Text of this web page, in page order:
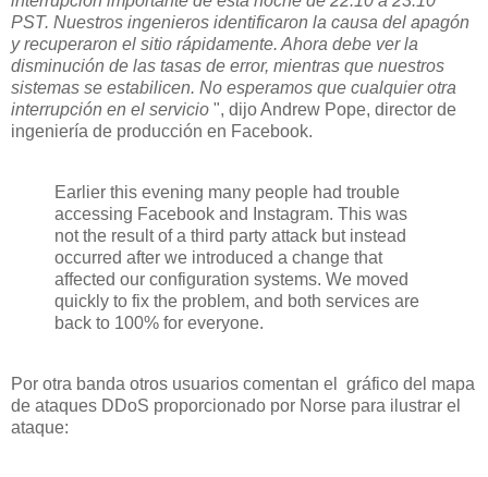
PST. Nuestros ingenieros identificaron la causa del apagón
y recuperaron el sitio rápidamente. Ahora debe ver la
disminución de las tasas de error, mientras que nuestros
sistemas se estabilicen. No esperamos que cualquier otra
interrupción en el servicio ", dijo Andrew Pope, director de
ingeniería de producción en Facebook.
Earlier this evening many people had trouble
accessing Facebook and Instagram. This was
not the result of a third party attack but instead
occurred after we introduced a change that
affected our configuration systems. We moved
quickly to fix the problem, and both services are
back to 100% for everyone.
Por otra banda otros usuarios comentan el gráfico del mapa
de ataques DDoS proporcionado por Norse para ilustrar el
ataque: